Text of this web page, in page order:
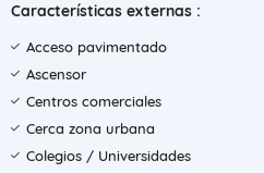
Características externas :
Acceso pavimentado
Ascensor
Centros comerciales
Cerca zona urbana
Colegios / Universidades